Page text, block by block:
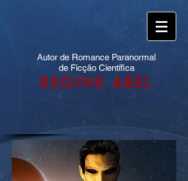
Autor de Romance Paranormal
de Ficção Científica
REGINE ABEL